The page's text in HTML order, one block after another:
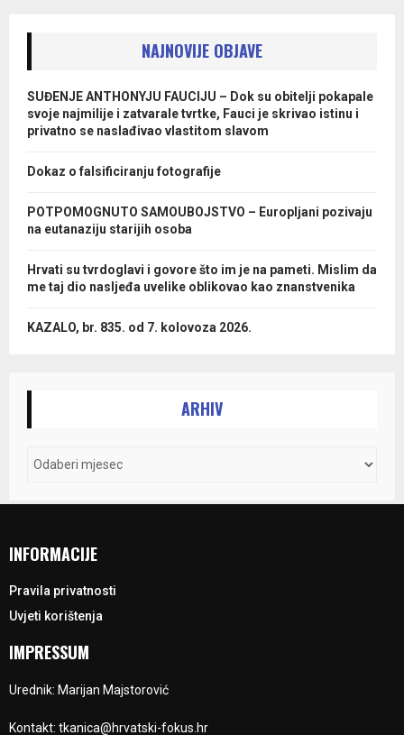
NAJNOVIJE OBJAVE
SUĐENJE ANTHONYJU FAUCIJU – Dok su obitelji pokapale
svoje najmilije i zatvarale tvrtke, Fauci je skrivao istinu i
privatno se naslađivao vlastitom slavom
Dokaz o falsificiranju fotografije
POTPOMOGNUTO SAMOUBOJSTVO – Europljani pozivaju
na eutanaziju starijih osoba
Hrvati su tvrdoglavi i govore što im je na pameti. Mislim da
me taj dio nasljeđa uvelike oblikovao kao znanstvenika
KAZALO, br. 835. od 7. kolovoza 2026.
ARHIV
INFORMACIJE
Pravila privatnosti
Uvjeti korištenja
IMPRESSUM
Urednik: Marijan Majstorović
Kontakt: tkanica@hrvatski-fokus.hr